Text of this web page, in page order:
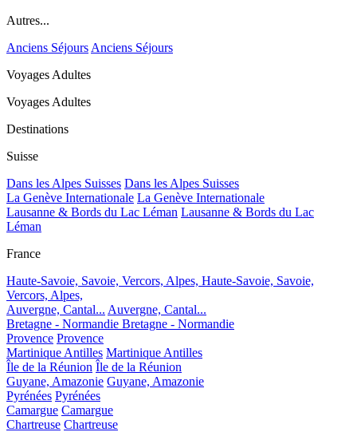
Autres...
Anciens SéjoursAnciens Séjours
Voyages Adultes
Voyages Adultes
Destinations
Suisse
Dans les Alpes Suisses Dans les Alpes Suisses
La Genève Internationale La Genève Internationale
Lausanne & Bords du Lac Léman Lausanne & Bords du Lac
Léman
France
Haute-Savoie, Savoie, Vercors, Alpes, Haute-Savoie, Savoie,
Vercors, Alpes,
Auvergne, Cantal... Auvergne, Cantal...
Bretagne - Normandie Bretagne - Normandie
Provence Provence
Martinique Antilles Martinique Antilles
Île de la Réunion Île de la Réunion
Guyane, Amazonie Guyane, Amazonie
Pyrénées Pyrénées
Camargue Camargue
Chartreuse Chartreuse